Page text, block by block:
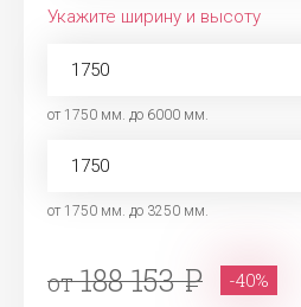
Укажите ширину и высоту
от 1750 мм. до 6000 мм.
от 1750 мм. до 3250 мм.
от188 153 -40%